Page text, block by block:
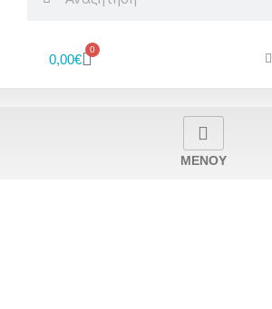
0,00€
0
Cart
MENOY